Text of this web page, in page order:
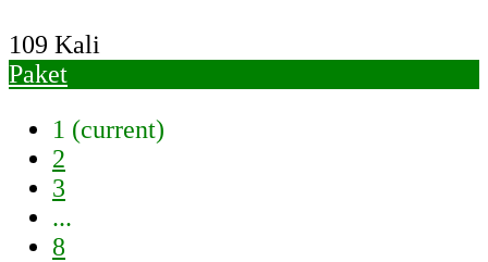
109 Kali
Paket
1 (current)
2
3
...
8